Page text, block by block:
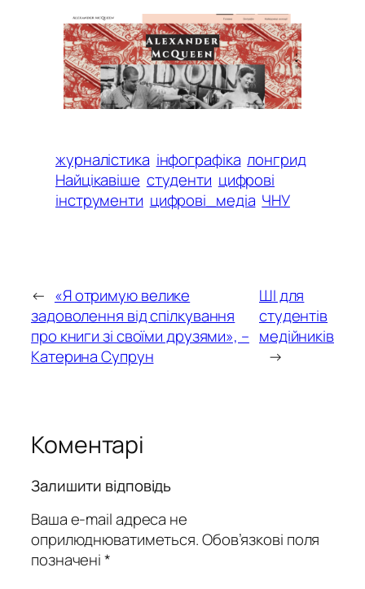
журналістика інфографіка лонгрид
Найцікавіше студенти цифрові
інструменти цифрові_медіа ЧНУ
← «Я отримую велике
задоволення від спілкування
про книги зі своїми друзями», –
Катерина Супрун
ШІ для
студентів
медійників
→
Коментарі
Залишити відповідь
Ваша e-mail адреса не
оприлюднюватиметься.Обов’язкові поля
позначені*